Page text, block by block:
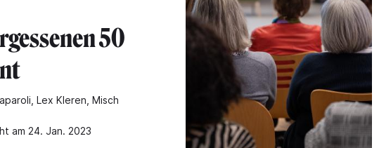
50
Lex Kleren, Misch
am 24. Jan. 2023